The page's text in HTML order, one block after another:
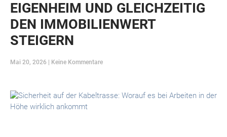
EIGENHEIM UND GLEICHZEITIG
DEN IMMOBILIENWERT
STEIGERN
Mai 20, 2026 Keine Kommentare